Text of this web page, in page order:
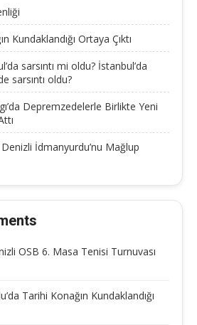
Kundaklandığı Ortaya Çıktı
sarsıntı mi oldu? İstanbul’da
sarsıntı oldu?
Depremzedelerle Birlikte Yeni
İdmanyurdu’nu Mağlup
OSB 6. Masa Tenisi Turnuvası
Tarihi Konağın Kundaklandığı